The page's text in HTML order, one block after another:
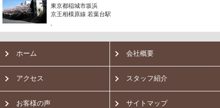
東京都稲城市坂浜
京王相模原線 若葉台駅
-
ホーム 会社概要
アクセス スタッフ紹介
お客様の声 サイトマップ